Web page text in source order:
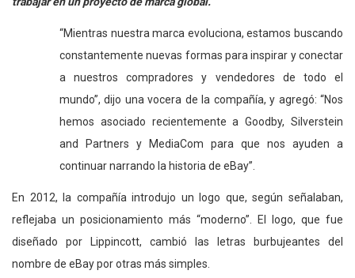
“Mientras nuestra marca evoluciona, estamos buscando
constantemente nuevas formas para inspirar y conectar
a nuestros compradores y vendedores de todo el
mundo”, dijo una vocera de la compañía, y agregó: “Nos
hemos asociado recientemente a Goodby, Silverstein
and Partners y MediaCom para que nos ayuden a
continuar narrando la historia de eBay”.
En 2012, la compañía introdujo un logo que, según señalaban,
reflejaba un posicionamiento más “moderno”. El logo, que fue
diseñado por Lippincott, cambió las letras burbujeantes del
nombre de eBay por otras más simples.